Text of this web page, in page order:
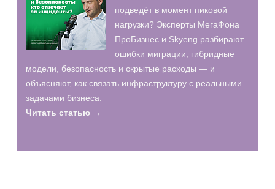
подведёт в момент пиковой
нагрузки? Эксперты МегаФона
ПроБизнес и Skyeng разбирают
ошибки миграции, гибридные
модели, безопасность и скрытые расходы — и
объясняют, как связать инфраструктуру с реальными
задачами бизнеса.
Читать статью →